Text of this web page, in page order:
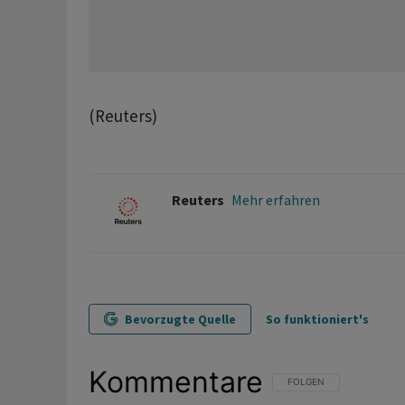
(Reuters)
Reuters Mehr erfahren
Bevorzugte Quelle So funktioniert's
Kommentare FOLGE DIESER
FOLGEN